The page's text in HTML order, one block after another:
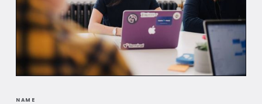
NAME